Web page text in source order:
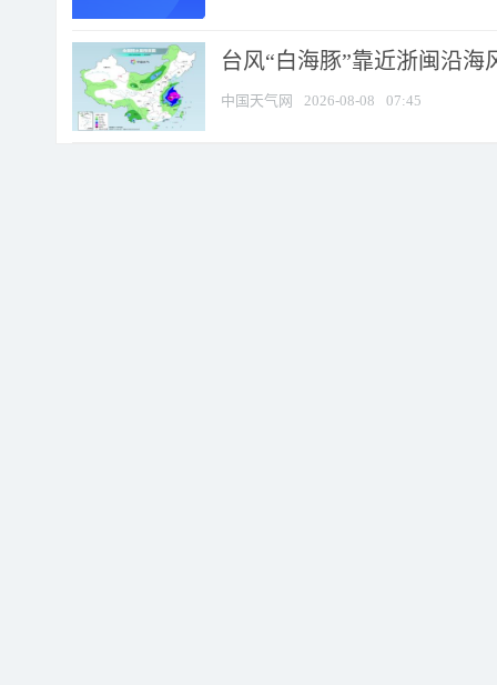
台风“白海豚”靠近浙闽沿
中国天气网 2026-08-08 07:45